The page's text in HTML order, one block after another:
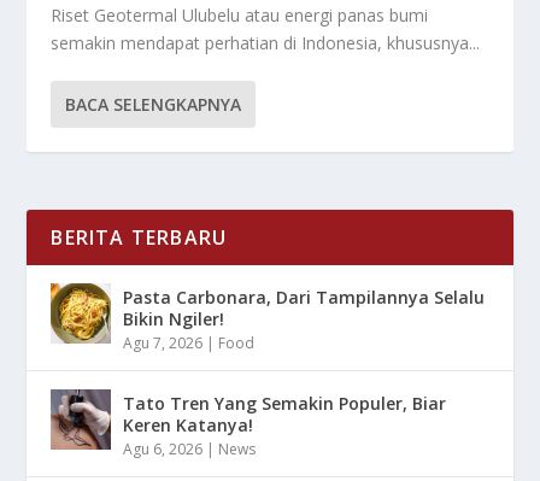
Riset Geotermal Ulubelu atau energi panas bumi
semakin mendapat perhatian di Indonesia, khususnya...
BACA SELENGKAPNYA
BERITA TERBARU
Pasta Carbonara, Dari Tampilannya Selalu
Bikin Ngiler!
Agu 7, 2026 | Food
Tato Tren Yang Semakin Populer, Biar
Keren Katanya!
Agu 6, 2026 | News